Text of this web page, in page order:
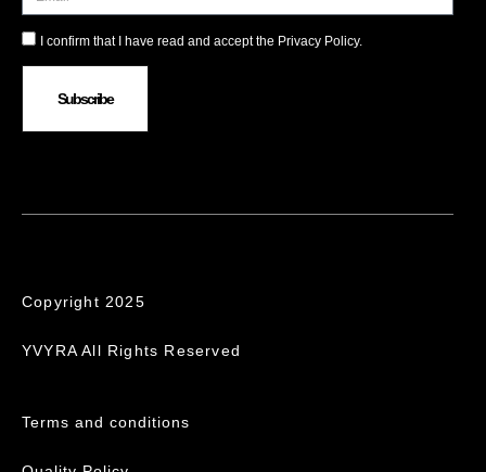
I confirm that I have read and accept the Privacy Policy.
Subscribe
Copyright 2025
YVYRA All Rights Reserved
Terms and conditions